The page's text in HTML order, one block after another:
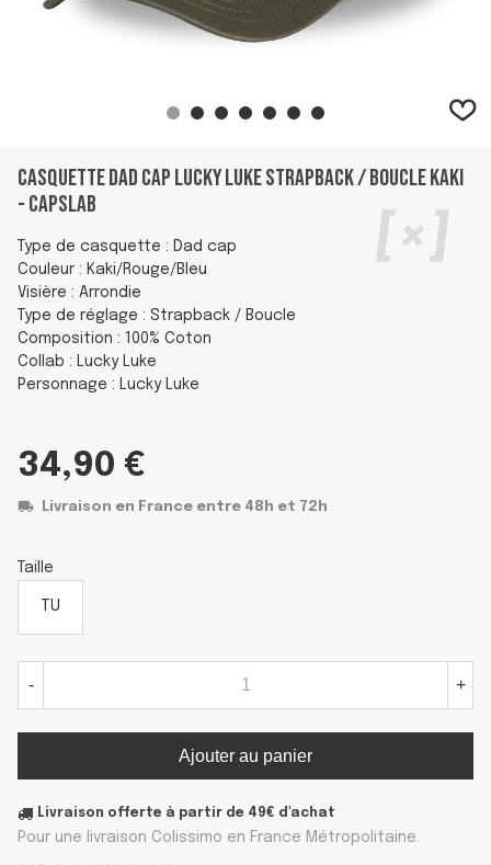
Casquette Dad cap Lucky Luke Strapback / Boucle Kaki
- Capslab
Type de casquette : Dad cap
Couleur : Kaki/Rouge/Bleu
Visière : Arrondie
Type de réglage : Strapback / Boucle
Composition : 100% Coton
Collab : Lucky Luke
Personnage : Lucky Luke
34,90 €
Livraison en France entre 48h et 72h
Taille
TU
- +
Ajouter au panier
Livraison offerte à partir de 49€ d'achat
Pour une livraison Colissimo en France Métropolitaine.